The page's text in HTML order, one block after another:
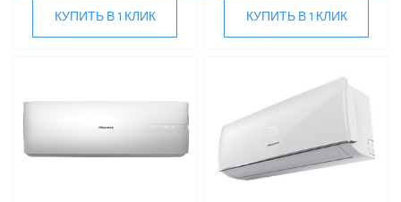
LEGION
Lessar
Midea
Mitsubishi Heavy Industries
КУПИТЬ В 1 КЛИК КУПИТЬ В 1 КЛИК